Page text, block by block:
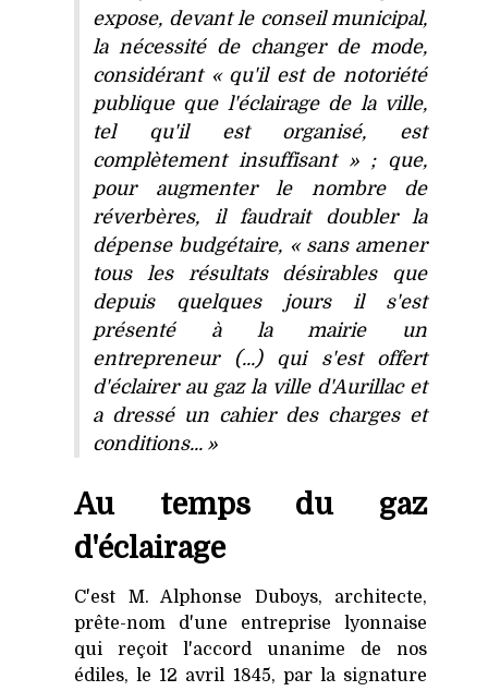
expose, devant le conseil municipal,
la nécessité de changer de mode,
considérant « qu'il est de notoriété
publique que l'éclairage de la ville,
tel qu'il est organisé, est
complètement insuffisant » ; que,
pour augmenter le nombre de
réverbères, il faudrait doubler la
dépense budgétaire, « sans amener
tous les résultats désirables que
depuis quelques jours il s'est
présenté à la mairie un
entrepreneur (...) qui s'est offert
d'éclairer au gaz la ville d'Aurillac et
a dressé un cahier des charges et
conditions... »
Au temps du gaz
d'éclairage
C'est M. Alphonse Duboys, architecte,
prête-nom d'une entreprise lyonnaise
qui reçoit l'accord unanime de nos
édiles, le 12 avril 1845, par la signature